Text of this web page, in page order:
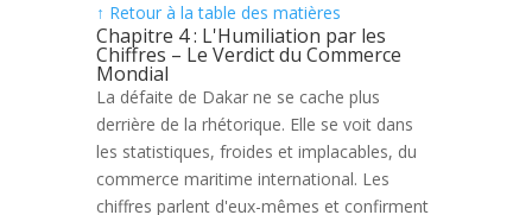
↑ Retour à la table des matières
Chapitre 4 : L'Humiliation par les
Chiffres – Le Verdict du Commerce
Mondial
La défaite de Dakar ne se cache plus
derrière de la rhétorique. Elle se voit dans
les statistiques, froides et implacables, du
commerce maritime international. Les
chiffres parlent d'eux-mêmes et confirment